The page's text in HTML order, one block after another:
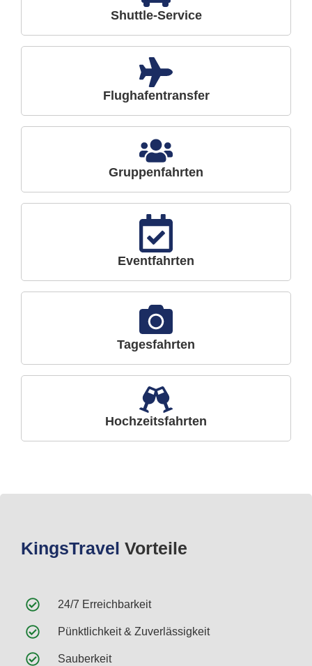
Shuttle-Service
Flughafentransfer
Gruppenfahrten
Eventfahrten
Tagesfahrten
Hochzeitsfahrten
KingsTravel Vorteile
24/7 Erreichbarkeit
Pünktlichkeit & Zuverlässigkeit
Sauberkeit